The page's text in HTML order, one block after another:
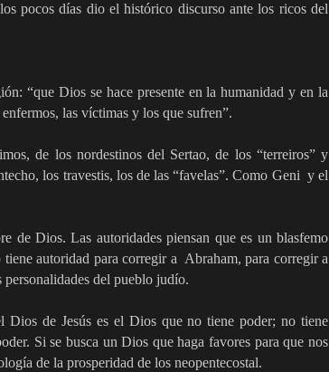
pocos días dio el histórico discurso ante los ricos del
“que Dios se hace presente en la humanidad y en la
las víctimas y los que sufren”.
de los nordestinos del Sertao, de los “terreiros” y
los travestis, los de las “favelas”. Como Geni y el
de Dios. Las autoridades piensan que es un blasfemo
autoridad para corregir a Abraham, para corregir a
del pueblo judío.
Dios de Jesús es el Dios que no tiene poder; no tiene
Si se busca un Dios que haga favores para que nos
de la prosperidad de los neopentecostal.